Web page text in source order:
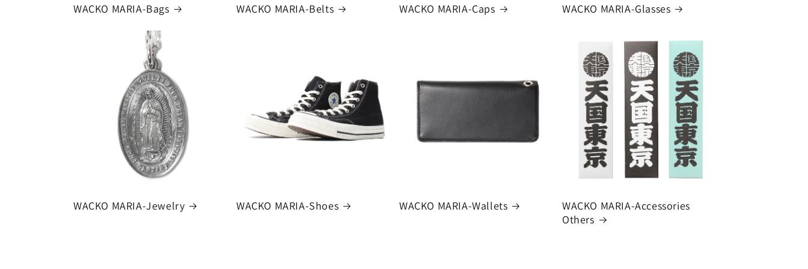
WACKO MARIA-Bags WACKO MARIA-Belts WACKO MARIA-Caps WACKO MARIA-Glasses
WACKO MARIA-Jewelry WACKO MARIA-Shoes WACKO MARIA-Wallets
WACKO MARIA-Accessories
Others